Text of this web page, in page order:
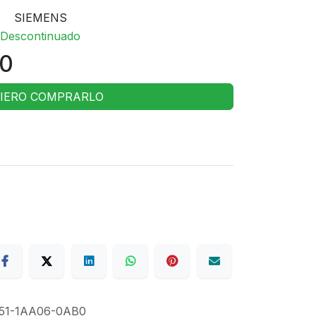
SIEMENS
Descontinuado
COMPRARLO
1AA06-0AB0